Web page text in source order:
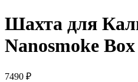
Шахта для
Nanosmoke
7490 ₽